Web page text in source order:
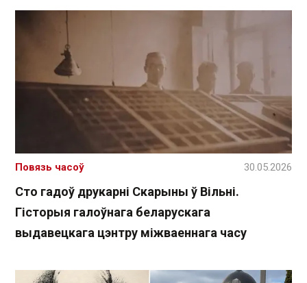
Сто гадоў друкарні Скарыны ў Вільні.
Гісторыя галоўнага беларускага
выдавецкага цэнтру міжваеннага часу
Повязь часоў 30.05.2026